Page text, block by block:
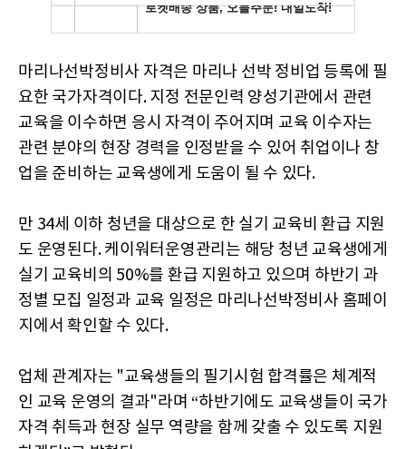
마리나선박정비사 자격은 마리나 선박 정비업 등록에 필
요한 국가자격이다. 지정 전문인력 양성기관에서 관련
교육을 이수하면 응시 자격이 주어지며 교육 이수자는
관련 분야의 현장 경력을 인정받을 수 있어 취업이나 창
업을 준비하는 교육생에게 도움이 될 수 있다.
만 34세 이하 청년을 대상으로 한 실기 교육비 환급 지원
도 운영된다. 케이워터운영관리는 해당 청년 교육생에게
실기 교육비의 50%를 환급 지원하고 있으며 하반기 과
정별 모집 일정과 교육 일정은 마리나선박정비사 홈페이
지에서 확인할 수 있다.
업체 관계자는 "교육생들의 필기시험 합격률은 체계적
인 교육 운영의 결과"라며 “하반기에도 교육생들이 국가
자격 취득과 현장 실무 역량을 함께 갖출 수 있도록 지원